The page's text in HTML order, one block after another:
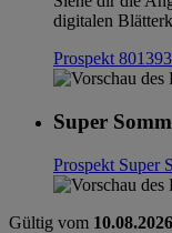
digitalen
Prospekt
Super
Prospekt Super
Gültig vom 10.08.2026